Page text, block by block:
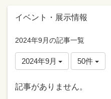
イベント・展示情報
2024年9月の記事一覧
2024年9月 50件
記事がありません。